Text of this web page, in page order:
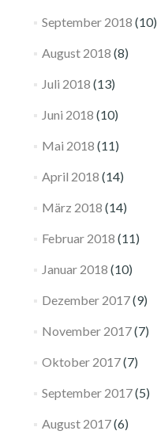
September 2018 (10)
August 2018 (8)
Juli 2018 (13)
Juni 2018 (10)
Mai 2018 (11)
April 2018 (14)
März 2018 (14)
Februar 2018 (11)
Januar 2018 (10)
Dezember 2017(9)
November 2017(7)
Oktober 2017(7)
September 2017(5)
August 2017(6)